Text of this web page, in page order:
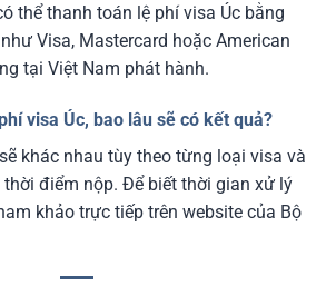
thể thanh toán lệ phí visa Úc bằng
Visa, Mastercard hoặc American
tại Việt Nam phát hành.
visa Úc, bao lâu sẽ có kết quả?
khác nhau tùy theo từng loại visa và
điểm nộp. Để biết thời gian xử lý
khảo trực tiếp trên website của Bộ